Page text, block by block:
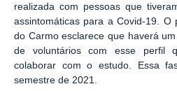
realizada com pessoas que
assintomáticas para a Covid-19. O
do Carmo esclarece que haverá
de voluntários com esse perfil
colaborar com o estudo. Essa
semestre de 2021.